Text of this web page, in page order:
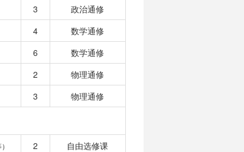
3
政治通修
4
数学通修
6
数学通修
2
物理通修
3 物理通修
2 自由选修课